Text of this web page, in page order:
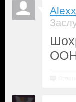
ООН